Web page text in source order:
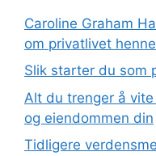
Caroline Graham
om privatlivet
Slik starter du som
Alt du trenger å
og eiendommen din
Tidligere